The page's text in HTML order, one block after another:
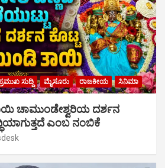
ಸುದ್ದಿ ಮೈಸೂರು ರಾಜಕೀಯ ಸಿನಿಮಾ
ಚಾಮುಂಡೇಶ್ವರಿಯ ದರ್ಶನ
ಎಂಬ ನಂಬಿಕೆ